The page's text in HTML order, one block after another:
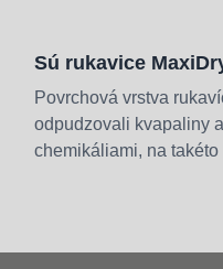
Sú rukavice
Povrchová vrstva
odpudzovali kvapaliny
chemikáliami, na